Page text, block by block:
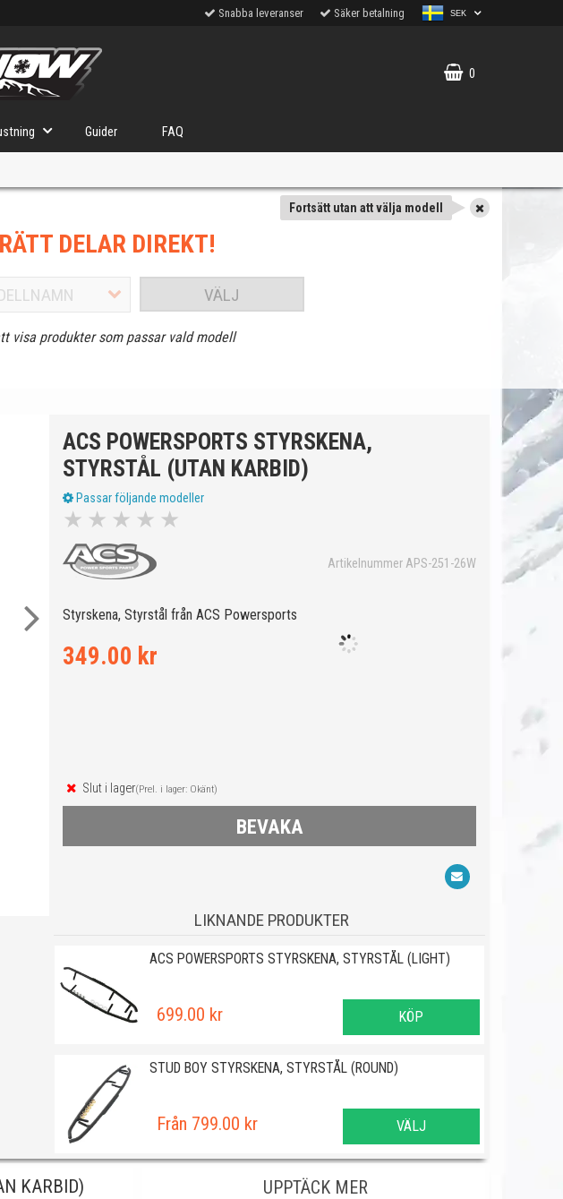
Snabba leveranser Säker betalning SEK
0
Guider FAQ
Fortsätt utan att välja modell
DELAR DIREKT!
VÄLJ
visa produkter som passar vald modell
ACS POWERSPORTS STYRSKENA,
STYRSTÅL (UTAN KARBID)
Passar följande modeller
★ ★ ★ ★ ★
Artikelnummer APS-251-26W
Styrskena, Styrstål från ACS Powersports
349.00 kr
Slut i lager(Prel. i lager: Okänt)
BEVAKA
LIKNANDE PRODUKTER
ACS POWERSPORTS STYRSKENA, STYRSTÅL (LIGHT)
699.00 kr KÖP
STUD BOY STYRSKENA, STYRSTÅL (ROUND)
Från 799.00 kr VÄLJ
KARBID) UPPTÄCK MER